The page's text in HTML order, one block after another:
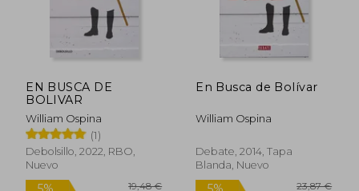
EN BUSCA DE
BOLIVAR
William Ospina
(1)
Debolsillo, 2022, RBO,
Nuevo
En Busca de Bolívar
William Ospina
Debate, 2014, Tapa
Blanda, Nuevo